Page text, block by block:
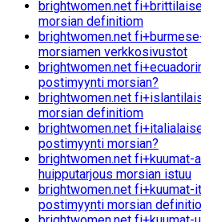
brightwomen.net
morsian definitiom
brightwomen.net
morsiamen verkkosivustot
brightwomen.net
postimyynti morsian?
brightwomen.net
morsian definitiom
brightwomen.net
postimyynti morsian?
brightwomen.net
huipputarjous morsian istuu
brightwomen.net
postimyynti morsian